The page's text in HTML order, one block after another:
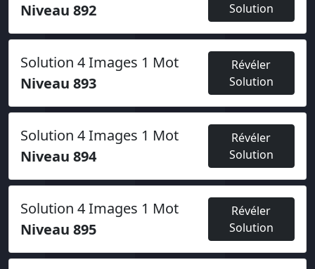
Niveau 892
Solution
Solution 4 Images 1 Mot
Niveau 893
Révéler
Solution
Solution 4 Images 1 Mot
Niveau 894
Révéler
Solution
Solution 4 Images 1 Mot
Niveau 895
Révéler
Solution